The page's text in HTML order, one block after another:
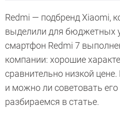
Redmi — подбренд Xiaomi,
выделили для бюджетных
смартфон Redmi 7
компании: хорошие
сравнительно низкой
и можно ли советовать его
разбираемся в статье.